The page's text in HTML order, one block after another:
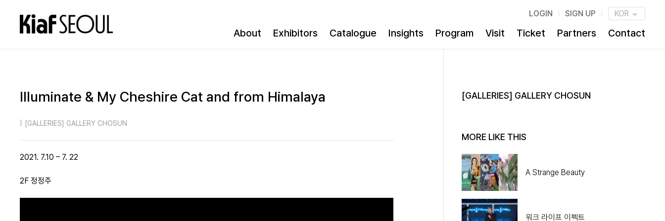
LOGIN SIGN UP KOR
About Exhibitors Catalogue Insights Program Visit Ticket Partners Contact
Illuminate & My Cheshire Cat and from Himalaya
[GALLERIES] GALLERY CHOSUN
2021. 7.10 – 7. 22
2F 정정주
[GALLERIES] GALLERY CHOSUN
MORE LIKE THIS
A Strange Beauty
워크 라이프 이펙트